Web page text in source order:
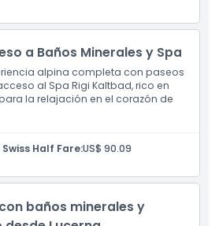
Adultos
a Baños Minerales y Spa
alpina completa con paseos
al Spa Rigi Kaltbad, rico en
la relajación en el corazón de
Half Fare:US$ 90.09
baños minerales y